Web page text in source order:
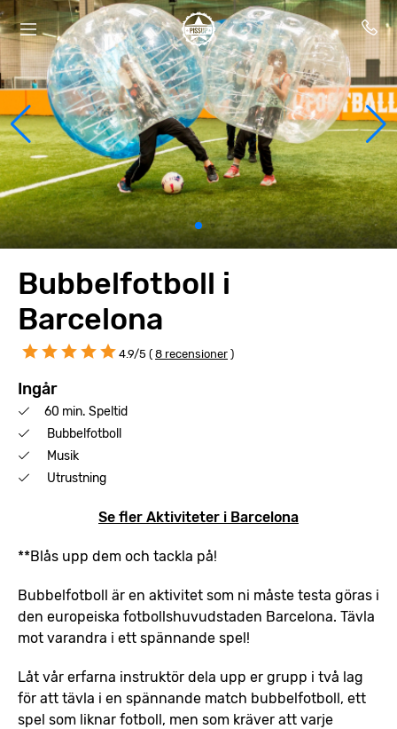
Bubbelfotboll i
Barcelona
4.9/5 ( 8 recensioner )
Ingår
60 min. Speltid
Bubbelfotboll
Musik
Utrustning
Se fler Aktiviteter i Barcelona
**Blås upp dem och tackla på!
Bubbelfotboll är en aktivitet som ni måste testa göras i
den europeiska fotbollshuvudstaden Barcelona. Tävla
mot varandra i ett spännande spel!
Låt vår erfarna instruktör dela upp er grupp i två lag
för att tävla i en spännande match bubbelfotboll, ett
spel som liknar fotboll, men som kräver att varje